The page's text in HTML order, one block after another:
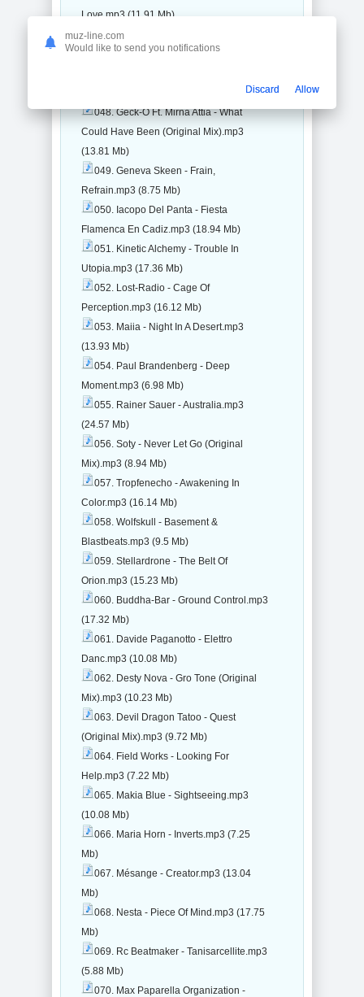
Love.mp3 (11.91 Mb)
046. Buddha-Bar - Circles (Original
Mix).mp3 (2.05 Mb)
048. Geck-O Ft. Mirna Attia - What
Could Have Been (Original Mix).mp3
(13.81 Mb)
049. Geneva Skeen - Frain,
Refrain.mp3 (8.75 Mb)
050. Iacopo Del Panta - Fiesta
Flamenca En Cadiz.mp3 (18.94 Mb)
051. Kinetic Alchemy - Trouble In
Utopia.mp3 (17.36 Mb)
052. Lost-Radio - Cage Of
Perception.mp3 (16.12 Mb)
053. Maiia - Night In A Desert.mp3
(13.93 Mb)
054. Paul Brandenberg - Deep
Moment.mp3 (6.98 Mb)
055. Rainer Sauer - Australia.mp3
(24.57 Mb)
056. Soty - Never Let Go (Original
Mix).mp3 (8.94 Mb)
057. Tropfenecho - Awakening In
Color.mp3 (16.14 Mb)
058. Wolfskull - Basement &
Blastbeats.mp3 (9.5 Mb)
059. Stellardrone - The Belt Of
Orion.mp3 (15.23 Mb)
060. Buddha-Bar - Ground Control.mp3
(17.32 Mb)
061. Davide Paganotto - Elettro
Danc.mp3 (10.08 Mb)
062. Desty Nova - Gro Tone (Original
Mix).mp3 (10.23 Mb)
063. Devil Dragon Tatoo - Quest
(Original Mix).mp3 (9.72 Mb)
064. Field Works - Looking For
Help.mp3 (7.22 Mb)
065. Makia Blue - Sightseeing.mp3
(10.08 Mb)
066. Maria Horn - Inverts.mp3 (7.25
Mb)
067. Mésange - Creator.mp3 (13.04
Mb)
068. Nesta - Piece Of Mind.mp3 (17.75
Mb)
069. Rc Beatmaker - Tanisarcellite.mp3
(5.88 Mb)
070. Max Paparella Organization -
muz-line.com
Would like to send you notifications
Discard Allow